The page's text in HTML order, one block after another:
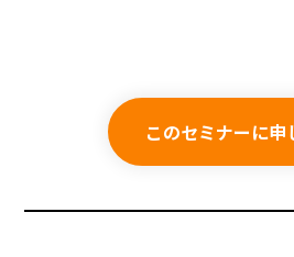
このセミナーに申